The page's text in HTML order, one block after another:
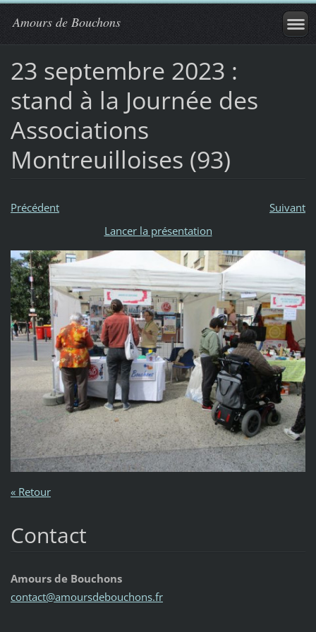
Amours de Bouchons
23 septembre 2023 :
stand à la Journée des
Associations
Montreuilloises (93)
Précédent
Suivant
Lancer la présentation
« Retour
Contact
Amours de Bouchons
contact@amoursdebouchons.fr